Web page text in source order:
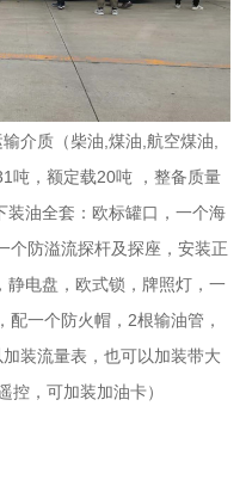
介质（柴油,煤油,航空煤油,
吨，额定载20吨 ，整备质量
装油全套：欧标罐口，一个海
个防溢流探杆及探座，安装正
静电盘，欧式锁，牌照灯，一
配一个防火帽，2根输油管，
装流量表，也可以加装带大
控，可加装加油卡）